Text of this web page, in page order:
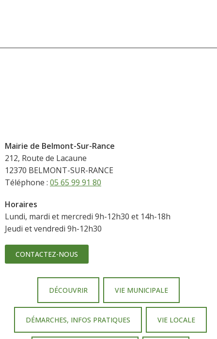
Mairie de Belmont-Sur-Rance
212, Route de Lacaune
12370 BELMONT-SUR-RANCE
Téléphone : 05 65 99 91 80
Horaires
Lundi, mardi et mercredi 9h-12h30 et 14h-18h
Jeudi et vendredi 9h-12h30
CONTACTEZ-NOUS
DÉCOUVRIR VIE MUNICIPALE
DÉMARCHES, INFOS PRATIQUES VIE LOCALE